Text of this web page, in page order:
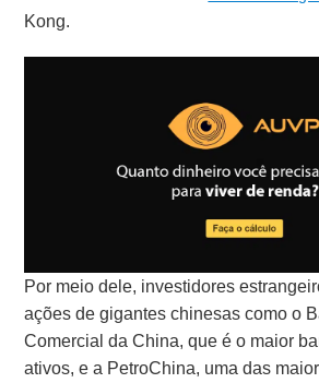
Kong.
Por meio dele, investidores
ações de gigantes chinesas como o
Comercial da China, que é o maior
ativos, e a PetroChina, uma das